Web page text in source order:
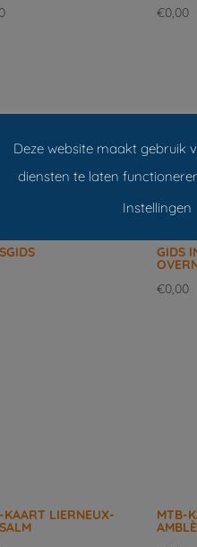
€0,00
GIDS
€0,00
KAART LIERNEUX- MTB-
Deze website maakt gebruik
diensten te laten
Instellingen